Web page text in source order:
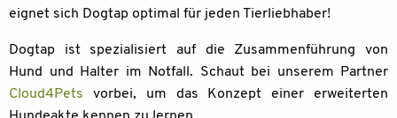
eignet sich Dogtap optimal für jeden Tierliebhaber!
Dogtap ist spezialisiert auf die Zusammenführung von
Hund und Halter im Notfall. Schaut bei unserem Partner
Cloud4Pets vorbei, um das Konzept einer erweiterten